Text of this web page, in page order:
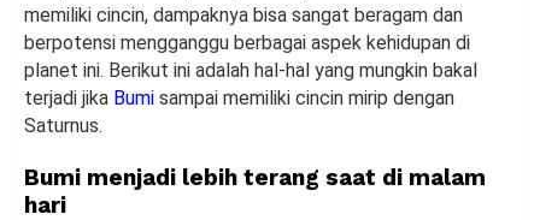
memiliki cincin, dampaknya bisa sangat beragam dan
berpotensi mengganggu berbagai aspek kehidupan di
planet ini. Berikut ini adalah hal-hal yang mungkin bakal
terjadi jika Bumi sampai memiliki cincin mirip dengan
Saturnus.
Bumi menjadi lebih terang saat di malam
hari